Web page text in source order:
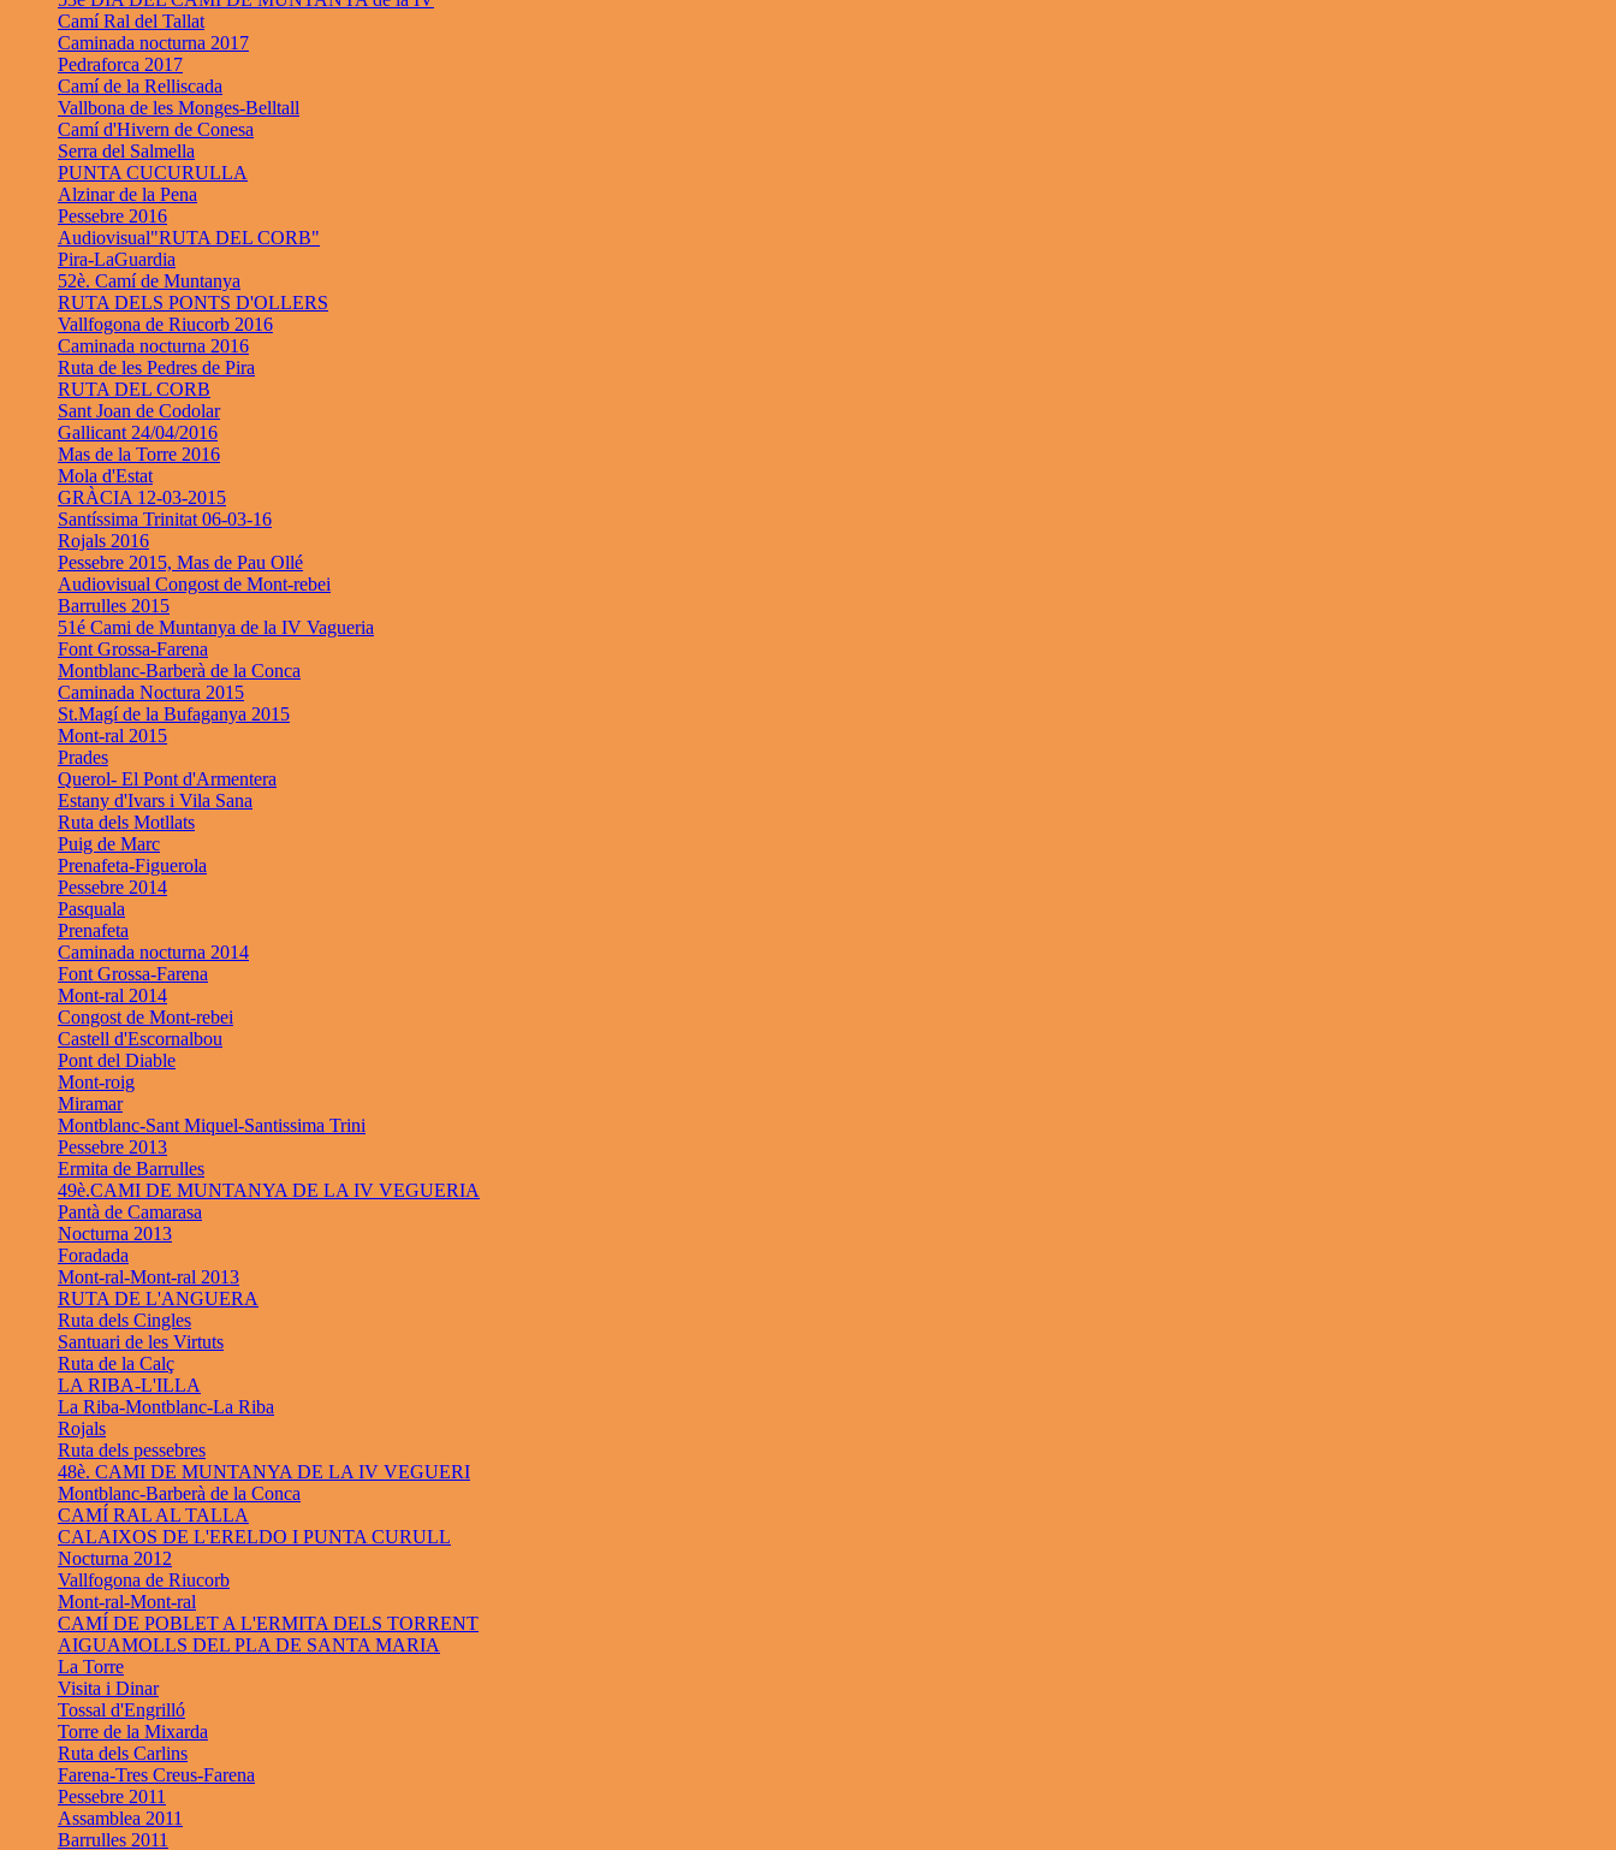
Camí Ral del Tallat
Caminada nocturna 2017
Pedraforca 2017
Camí de la Relliscada
Vallbona de les Monges-Belltall
Camí d'Hivern de Conesa
Serra del Salmella
PUNTA CUCURULLA
Alzinar de la Pena
Pessebre 2016
Audiovisual"RUTA DEL CORB"
Pira-LaGuardia
52è. Camí de Muntanya
RUTA DELS PONTS D'OLLERS
Vallfogona de Riucorb 2016
Caminada nocturna 2016
Ruta de les Pedres de Pira
RUTA DEL CORB
Sant Joan de Codolar
Gallicant 24/04/2016
Mas de la Torre 2016
Mola d'Estat
GRÀCIA 12-03-2015
Santíssima Trinitat 06-03-16
Rojals 2016
Pessebre 2015, Mas de Pau Ollé
Audiovisual Congost de Mont-rebei
Barrulles 2015
51é Cami de Muntanya de la IV Vagueria
Font Grossa-Farena
Montblanc-Barberà de la Conca
Caminada Noctura 2015
St.Magí de la Bufaganya 2015
Mont-ral 2015
Prades
Querol- El Pont d'Armentera
Estany d'Ivars i Vila Sana
Ruta dels Motllats
Puig de Marc
Prenafeta-Figuerola
Pessebre 2014
Pasquala
Prenafeta
Caminada nocturna 2014
Font Grossa-Farena
Mont-ral 2014
Congost de Mont-rebei
Castell d'Escornalbou
Pont del Diable
Mont-roig
Miramar
Montblanc-Sant Miquel-Santissima Trini
Pessebre 2013
Ermita de Barrulles
49è.CAMI DE MUNTANYA DE LA IV VEGUERIA
Pantà de Camarasa
Nocturna 2013
Foradada
Mont-ral-Mont-ral 2013
RUTA DE L'ANGUERA
Ruta dels Cingles
Santuari de les Virtuts
Ruta de la Calç
LA RIBA-L'ILLA
La Riba-Montblanc-La Riba
Rojals
Ruta dels pessebres
48è. CAMI DE MUNTANYA DE LA IV VEGUERI
Montblanc-Barberà de la Conca
CAMÍ RAL AL TALLA
CALAIXOS DE L'ERELDO I PUNTA CURULL
Nocturna 2012
Vallfogona de Riucorb
Mont-ral-Mont-ral
CAMÍ DE POBLET A L'ERMITA DELS TORRENT
AIGUAMOLLS DEL PLA DE SANTA MARIA
La Torre
Visita i Dinar
Tossal d'Engrilló
Torre de la Mixarda
Ruta dels Carlins
Farena-Tres Creus-Farena
Pessebre 2011
Assamblea 2011
Barrulles 2011